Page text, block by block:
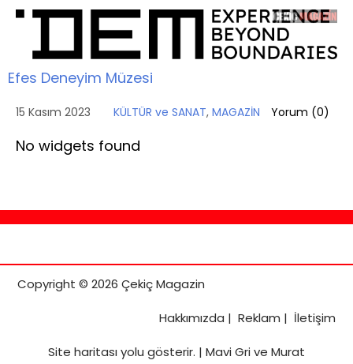
Efes Deneyim Müzesi
15 Kasım 2023 KÜLTÜR ve SANAT, MAGAZİN Yorum (0)
No widgets found
Copyright © 2026 Çekiç Magazin
Hakkımızda | Reklam | İletişim
Site haritasıyolu gösterir. | Mavi Gri ve Murat